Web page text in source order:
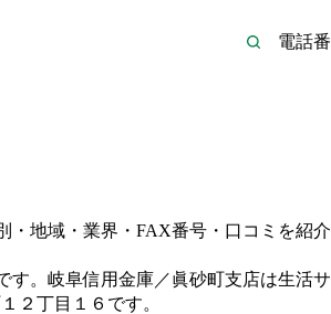
・地域・業界・FAX番号・口コミを紹介
す。 岐阜信用金庫／眞砂町支店は生活サ
２丁目１６ です。